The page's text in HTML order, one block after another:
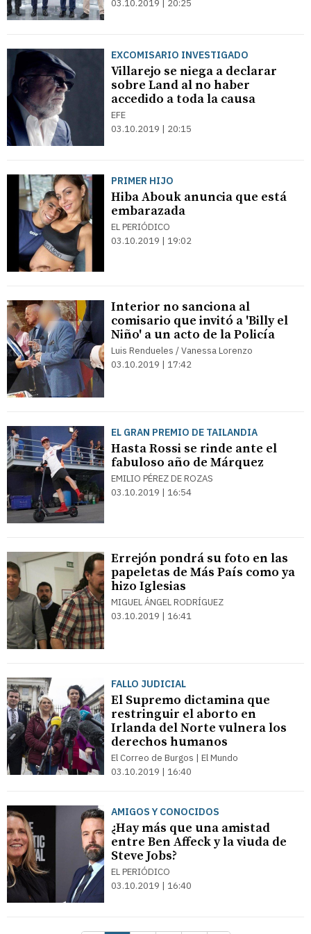
03.10.2019 | 20:25
EXCOMISARIO INVESTIGADO
Villarejo se niega a declarar
sobre Land al no haber
accedido a toda la causa
EFE
03.10.2019 | 20:15
PRIMER HIJO
Hiba Abouk anuncia que está
embarazada
EL PERIÓDICO
03.10.2019 | 19:02
Interior no sanciona al
comisario que invitó a 'Billy el
Niño' a un acto de la Policía
Luis Rendueles / Vanessa Lorenzo
03.10.2019 | 17:42
EL GRAN PREMIO DE TAILANDIA
Hasta Rossi se rinde ante el
fabuloso año de Márquez
EMILIO PÉREZ DE ROZAS
03.10.2019 | 16:54
Errejón pondrá su foto en las
papeletas de Más País como ya
hizo Iglesias
MIGUEL ÁNGEL RODRÍGUEZ
03.10.2019 | 16:41
FALLO JUDICIAL
El Supremo dictamina que
restringuir el aborto en
Irlanda del Norte vulnera los
derechos humanos
El Correo de Burgos | El Mundo
03.10.2019 | 16:40
AMIGOS Y CONOCIDOS
¿Hay más que una amistad
entre Ben Affeck y la viuda de
Steve Jobs?
EL PERIÓDICO
03.10.2019 | 16:40